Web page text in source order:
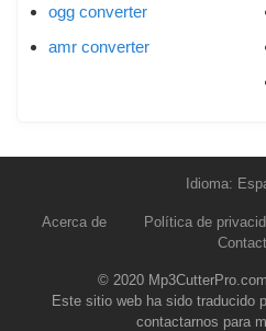
ogg converter
amr converter
Idioma:
Acerca de Política de
© 2020
Este sitio web ha sido traducido
contactarnos para